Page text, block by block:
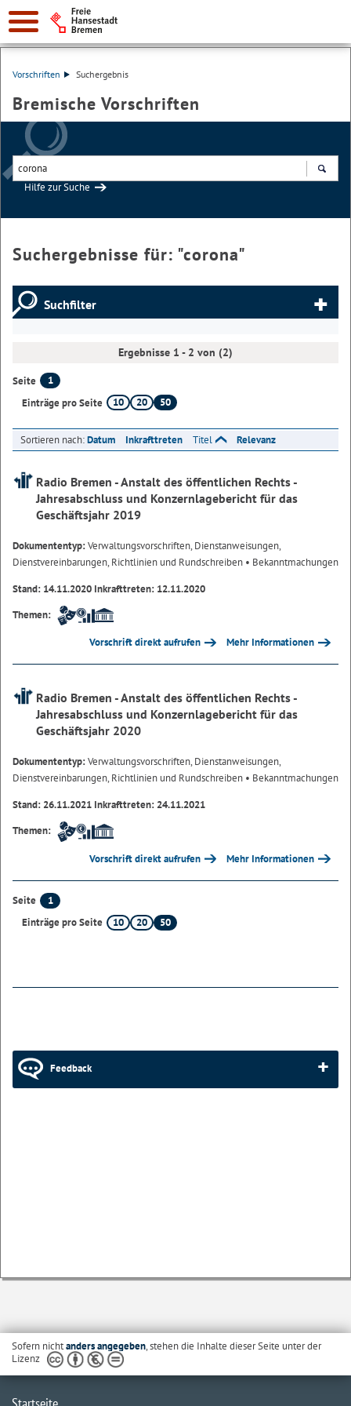
Vorschriften Suchergebnis
Bremische Vorschriften
Hilfe zur Suche
Suchergebnisse für: "corona"
Suchfilter
Ergebnisse 1 - 2 von (2)
Seite
1
Einträge pro Seite
10 20 50
Sortieren nach:Datum Inkrafttreten Titel Relevanz
Radio Bremen - Anstalt des öffentlichen Rechts -
Jahresabschluss und Konzernlagebericht für das
Geschäftsjahr 2019
Dokumententyp:Verwaltungsvorschriften, Dienstanweisungen,
Dienstvereinbarungen, Richtlinien und Rundschreiben • Bekanntmachungen
Stand: 14.11.2020 Inkrafttreten: 12.11.2020
Themen:
Vorschrift direkt aufrufen Mehr Informationen
Radio Bremen - Anstalt des öffentlichen Rechts -
Jahresabschluss und Konzernlagebericht für das
Geschäftsjahr 2020
Dokumententyp:Verwaltungsvorschriften, Dienstanweisungen,
Dienstvereinbarungen, Richtlinien und Rundschreiben • Bekanntmachungen
Stand: 26.11.2021 Inkrafttreten: 24.11.2021
Themen:
Vorschrift direkt aufrufen Mehr Informationen
Seite
1
Einträge pro Seite
10 20 50
Feedback
Sofern nichtanders angegeben, stehen die Inhalte dieser Seite unter der
Lizenz